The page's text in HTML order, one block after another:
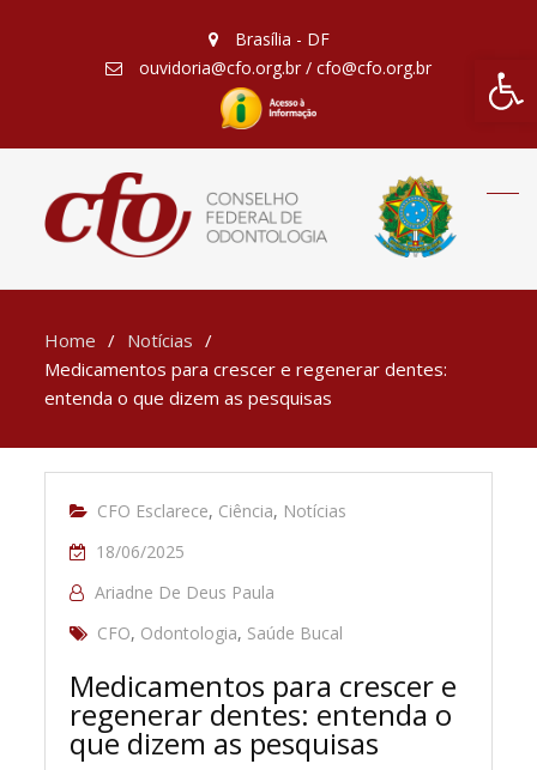
Barra
Brasília - DF
ouvidoria@cfo.org.br / cfo@cfo.org.br
Home
Notícias
Medicamentos para crescer e regenerar dentes:
entenda o que dizem as pesquisas
CFO Esclarece, Ciência, Notícias
18/06/2025
Ariadne De Deus Paula
CFO, Odontologia, Saúde Bucal
Medicamentos para crescer e
regenerar dentes: entenda o
que dizem as pesquisas